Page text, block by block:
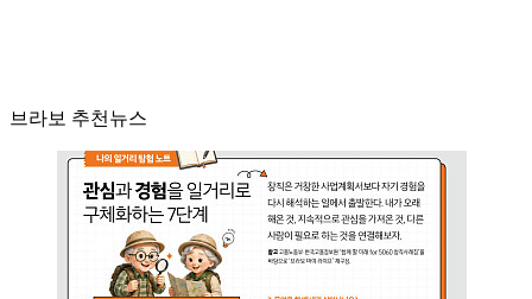
브라보 추천뉴스